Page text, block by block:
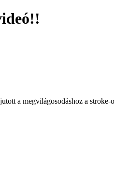
a megvilágosodáshoz a stroke-